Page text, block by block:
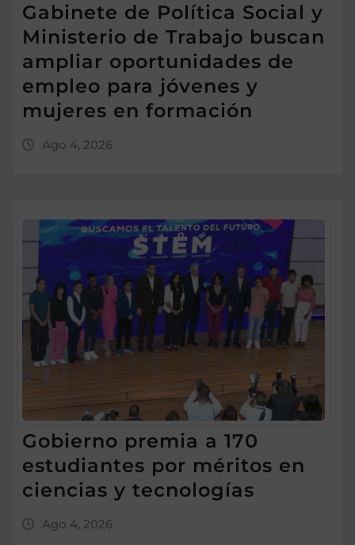
Gabinete de Política Social y
Ministerio de Trabajo buscan
ampliar oportunidades de
empleo para jóvenes y
mujeres en formación
Ago 4, 2026
Gobierno premia a 170
estudiantes por méritos en
ciencias y tecnologías
Ago 4, 2026